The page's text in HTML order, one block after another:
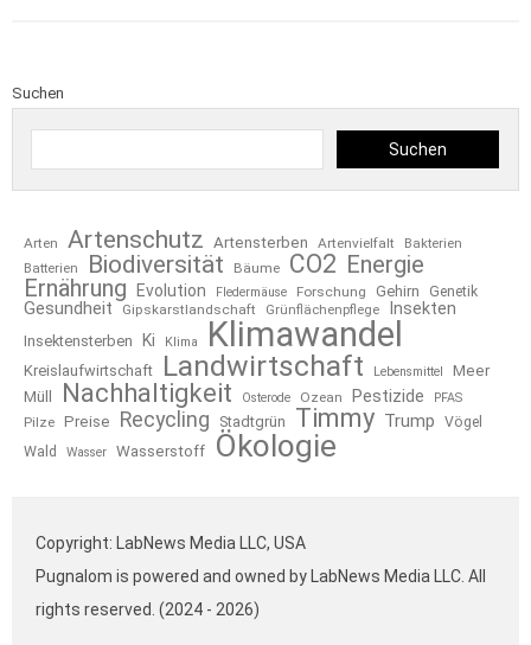
Suchen
Suchen
Arten Artenschutz Artensterben Artenvielfalt
Bakterien
Batterien
Biodiversität Bäume CO2 Energie
Ernährung
Evolution Fledermäuse Forschung Gehirn Genetik
Gesundheit Gipskarstlandschaft Grünflächenpflege Insekten
Insektensterben Ki Klima Klimawandel
Kreislaufwirtschaft Landwirtschaft Lebensmittel
Meer
Müll
Nachhaltigkeit Osterode Ozean Pestizide PFAS
Pilze Preise Recycling Stadtgrün Timmy Trump
Vögel
Wald
Wasser Wasserstoff Ökologie
Copyright: LabNews Media LLC, USA
Pugnalom is powered and owned by LabNews Media LLC. All
rights reserved. (2024 - 2026)